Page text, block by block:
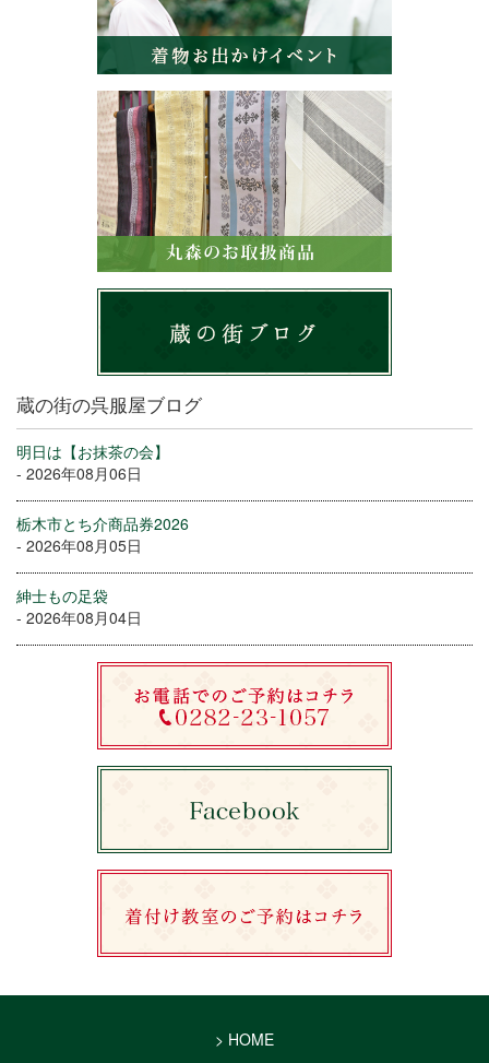
蔵の街の呉服屋ブログ
明日は【お抹茶の会】
- 2026年08月06日
栃木市とち介商品券2026
- 2026年08月05日
紳士もの足袋
- 2026年08月04日
> HOME